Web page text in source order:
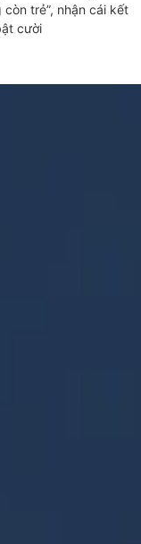
còn trẻ”, nhận cái kết
cười